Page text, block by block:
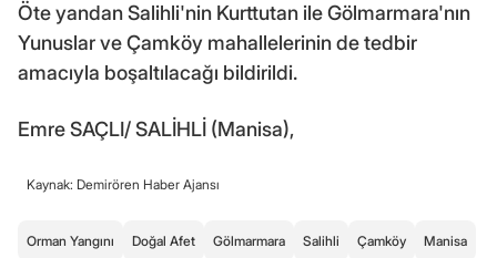
Öte yandan Salihli'nin Kurttutan ile Gölmarmara'nın
Yunuslar ve Çamköy mahallelerinin de tedbir
amacıyla boşaltılacağı bildirildi.
Emre SAÇLI/ SALİHLİ (Manisa),
Kaynak: Demirören Haber Ajansı
Orman Yangını Doğal Afet Gölmarmara Salihli Çamköy Manisa